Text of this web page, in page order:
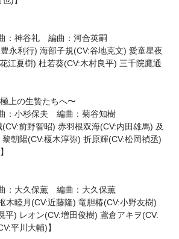
：神谷礼 編曲：河合英嗣
永利行) 海部子規(CV:谷地克文) 愛童星夜
江夏樹) 杜若葵(CV:木村良平) 三千院鷹通
上の生贄たちへ〜
：小杉保夫 編曲：菊谷知樹
前野智昭) 赤羽根双海(CV:内田雄馬) 及
黎朝陽(CV:榎木淳弥) 折原輝(CV:松岡禎丞)
：大久保薫 編曲：大久保薫
木睦月(CV:近藤隆) 竜胆椿(CV:小野友樹)
平) レオン(CV:増田俊樹) 鳶倉アキヲ(CV:
平川大輔)】